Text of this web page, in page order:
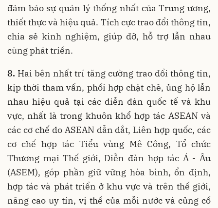
đảm bảo sự quản lý thống nhất của Trung ương,
thiết thực và hiệu quả. Tích cực trao đổi thông tin,
chia sẻ kinh nghiệm, giúp đỡ, hỗ trợ lẫn nhau
cùng phát triển.
8. Hai bên nhất trí tăng cường trao đổi thông tin,
kịp thời tham vấn, phối hợp chặt chẽ, ủng hộ lẫn
nhau hiệu quả tại các diễn đàn quốc tế và khu
vực, nhất là trong khuôn khổ hợp tác ASEAN và
các cơ chế do ASEAN dẫn dắt, Liên hợp quốc, các
cơ chế hợp tác Tiểu vùng Mê Công, Tổ chức
Thương mại Thế giới, Diễn đàn hợp tác Á - Âu
(ASEM), góp phần giữ vững hòa bình, ổn định,
hợp tác và phát triển ở khu vực và trên thế giới,
nâng cao uy tín, vị thế của mỗi nước và củng cố